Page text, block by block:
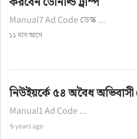
Manual7 Ad Code ডেস্ক ...
১১ মাস আগে
নিউইয়র্কে ৫৪ অবৈধ
Manual1 Ad Code ...
৬ years ago